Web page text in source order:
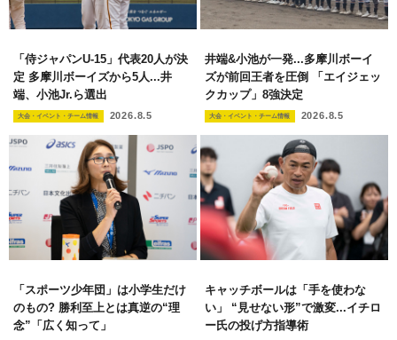
「侍ジャパンU-15」代表20人が決
定 多摩川ボーイズから5人...井
端、小池Jr.ら選出
大会・イベント・チーム情報 2026.8.5
井端&小池が一発...多摩川ボーイ
ズが前回王者を圧倒 「エイジェッ
クカップ」8強決定
大会・イベント・チーム情報 2026.8.5
「スポーツ少年団」は小学生だけ
のもの? 勝利至上とは真逆の“理
念”「広く知って」
キャッチボールは「手を使わな
い」 “見せない形”で激変...イチロ
ー氏の投げ方指導術